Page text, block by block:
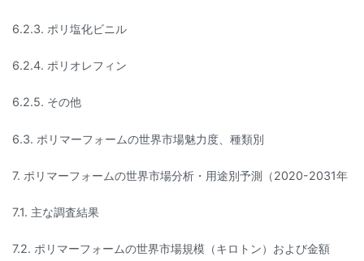
6.2.3. ポリ塩化ビニル
6.2.4. ポリオレフィン
6.2.5. その他
6.3. ポリマーフォームの世界市場魅力度、種類別
7. ポリマーフォームの世界市場分析・用途別予測（2020-2031年
7.1. 主な調査結果
7.2. ポリマーフォームの世界市場規模（キロトン）および金額